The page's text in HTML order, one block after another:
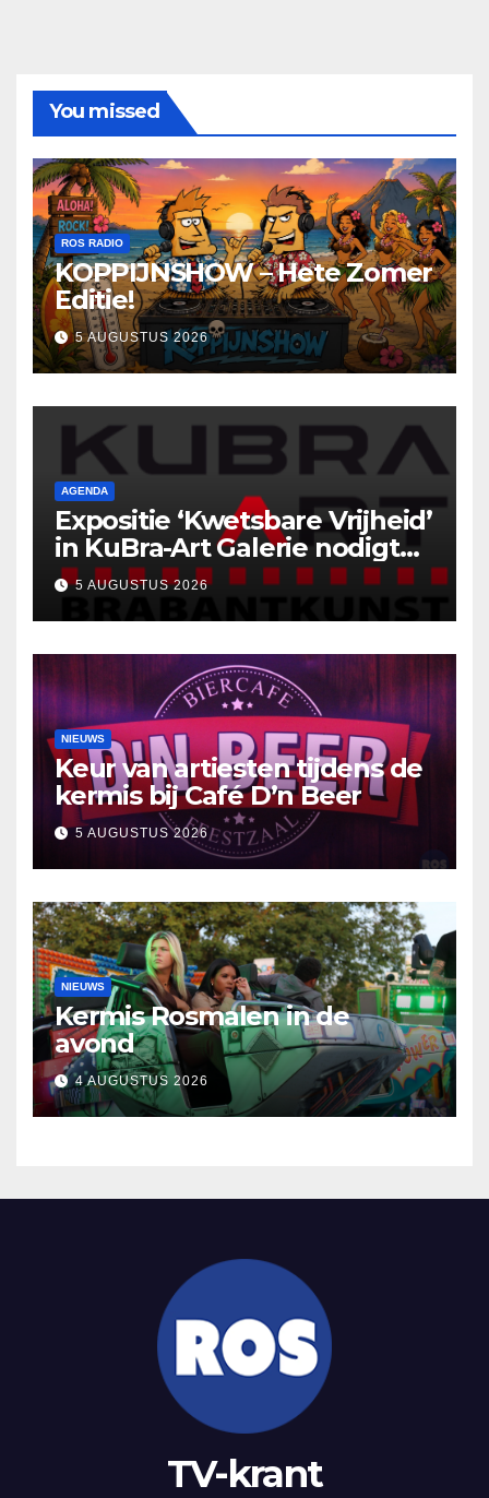
You missed
ROS RADIO
KOPPIJNSHOW – Hete Zomer
Editie!
5 AUGUSTUS 2026
AGENDA
Expositie ‘Kwetsbare Vrijheid’
in KuBra-Art Galerie nodigt
uit tot ontmoeting en
reflectie
5 AUGUSTUS 2026
NIEUWS
Keur van artiesten tijdens de
kermis bij Café D’n Beer
5 AUGUSTUS 2026
NIEUWS
Kermis Rosmalen in de
avond
4 AUGUSTUS 2026
TV-krant